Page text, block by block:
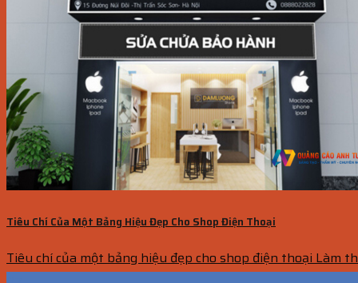
Tiêu Chí Của Một Bảng Hiệu Đẹp Cho Shop Điện Thoại
Tiêu chí của một bảng hiệu đẹp cho shop điện thoại Làm